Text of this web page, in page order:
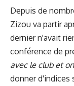
Depuis de
Zizou va partir
dernier n'avait
conférence de
avec le club et
donner d'indices